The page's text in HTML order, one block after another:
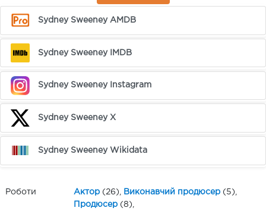
Sydney Sweeney AMDB
Sydney Sweeney IMDB
Sydney Sweeney Instagram
Sydney Sweeney X
Sydney Sweeney Wikidata
Роботи Актор (26), Виконавчий продюсер (5),
Продюсер (8),